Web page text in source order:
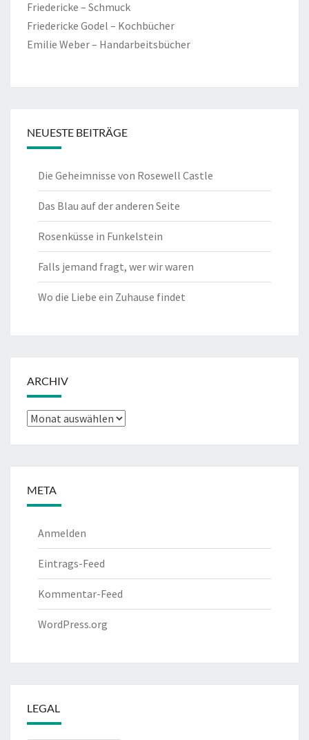
Friedericke – Schmuck
Friedericke Godel – Kochbücher
Emilie Weber – Handarbeitsbücher
NEUESTE BEITRÄGE
Die Geheimnisse von Rosewell Castle
Das Blau auf der anderen Seite
Rosenküsse in Funkelstein
Falls jemand fragt, wer wir waren
Wo die Liebe ein Zuhause findet
ARCHIV
Archiv
META
Anmelden
Eintrags-Feed
Kommentar-Feed
WordPress.org
LEGAL